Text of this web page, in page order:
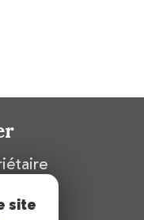
site